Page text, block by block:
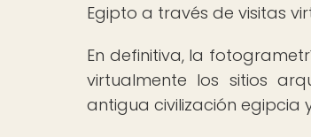
Egipto a través de visitas
En definitiva, la
virtualmente los sitios
antigua civilización egipcia